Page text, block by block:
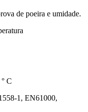
de poeira e umidade.
C
1, EN61000,